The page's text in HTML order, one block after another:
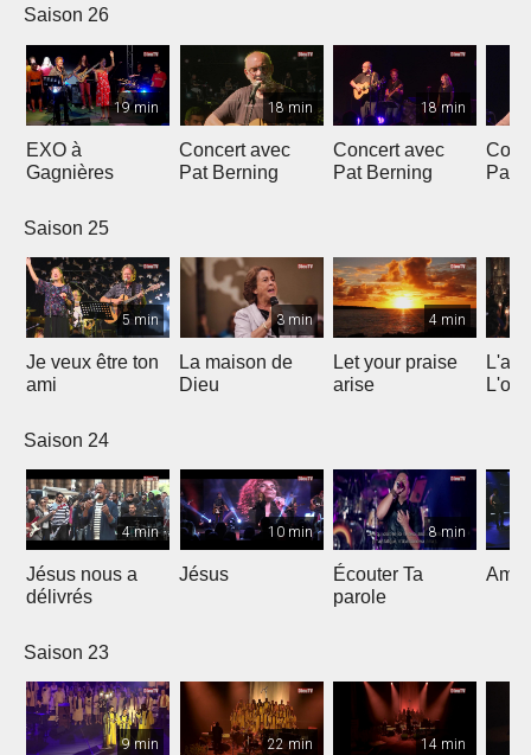
Saison 26
19 min
EXO à
Gagnières
18 min
Concert avec
Pat Berning
18 min
Concert avec
Pat Berning
Pat
Saison 25
5 min
Je veux être ton
ami
3 min
La maison de
Dieu
4 min
Let your praise
arise
Saison 24
4 min
Jésus nous a
délivrés
10 min
Jésus
8 min
Écouter Ta
parole
Ami
Saison 23
9 min 22 min 14 min